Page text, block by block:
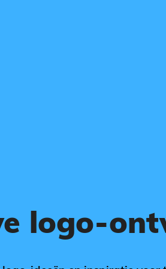
logo-